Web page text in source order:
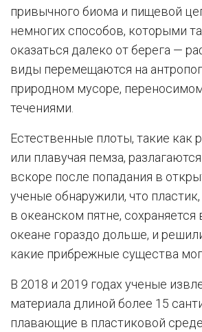
привычного биома и пищевой
немногих способов, которыми
оказаться далеко от берега —
виды перемещаются на
природном мусоре,
течениями.
Естественные плоты, такие как
или плавучая пемза,
вскоре после попадания в
ученые обнаружили, что
в океанском пятне,
океане гораздо дольше, и
какие прибрежные существа
В 2018 и 2019 годах ученые
материала длиной более 15
плавающие в пластиковой